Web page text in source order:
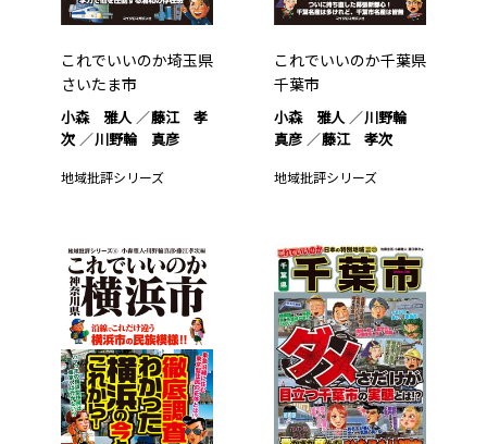
これでいいのか埼玉県
さいたま市
小森 雅人
藤江 孝
次
川野輪 真彦
地域批評シリーズ
これでいいのか千葉県
千葉市
小森 雅人
川野輪
真彦
藤江 孝次
地域批評シリーズ